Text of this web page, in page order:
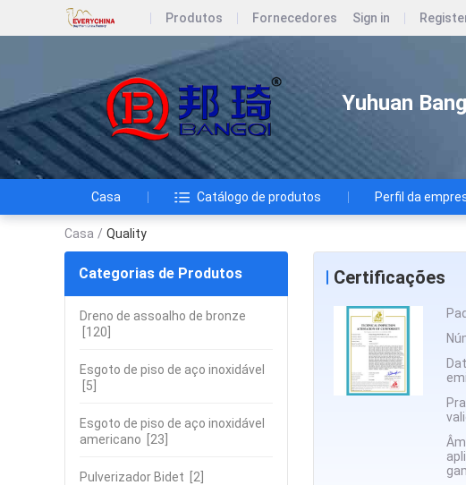
Produtos Fornecedores Sign in
Yuhuan
Casa Catálogo de produtos Perfil da
Casa / Quality
Categorias de Produtos
Dreno de assoalho de bronze
[120]
Esgoto de piso de aço inoxidável
[5]
Esgoto de piso de aço inoxidável
americano [23]
Pulverizador Bidet [2]
Certificações